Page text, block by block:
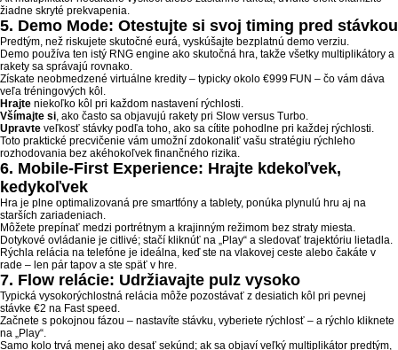
žiadne skryté prekvapenia.
5. Demo Mode: Otestujte si svoj timing pred stávkou
Predtým, než riskujete skutočné eurá, vyskúšajte bezplatnú demo verziu.
Demo používa ten istý RNG engine ako skutočná hra, takže všetky multiplikátory a
rakety sa správajú rovnako.
Získate neobmedzené virtuálne kredity – typicky okolo €999 FUN – čo vám dáva
veľa tréningových kôl.
Hrajte niekoľko kôl pri každom nastavení rýchlosti.
Všímajte si, ako často sa objavujú rakety pri Slow versus Turbo.
Upravte veľkosť stávky podľa toho, ako sa cítite pohodlne pri každej rýchlosti.
Toto praktické precvičenie vám umožní zdokonaliť vašu stratégiu rýchleho
rozhodovania bez akéhokoľvek finančného rizika.
6. Mobile‑First Experience: Hrajte kdekoľvek,
kedykoľvek
Hra je plne optimalizovaná pre smartfóny a tablety, ponúka plynulú hru aj na
starších zariadeniach.
Môžete prepínať medzi portrétnym a krajinným režimom bez straty miesta.
Dotykové ovládanie je citlivé; stačí kliknúť na „Play“ a sledovať trajektóriu lietadla.
Rýchla relácia na telefóne je ideálna, keď ste na vlakovej ceste alebo čakáte v
rade – len pár tapov a ste späť v hre.
7. Flow relácie: Udržiavajte pulz vysoko
Typická vysokorýchlostná relácia môže pozostávať z desiatich kôl pri pevnej
stávke €2 na Fast speed.
Začnete s pokojnou fázou – nastavíte stávku, vyberiete rýchlosť – a rýchlo kliknete
na „Play“.
Samo kolo trvá menej ako desať sekúnd; ak sa objaví veľký multiplikátor predtým,